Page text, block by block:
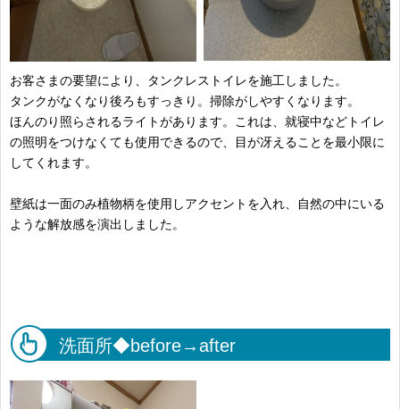
お客さまの要望により、タンクレストイレを施工しました。
タンクがなくなり後ろもすっきり。掃除がしやすくなります。
ほんのり照らされるライトがあります。これは、就寝中などトイレ
の照明をつけなくても使用できるので、目が冴えることを最小限に
してくれます。
壁紙は一面のみ植物柄を使用しアクセントを入れ、自然の中にいる
ような解放感を演出しました。
洗面所◆before→after